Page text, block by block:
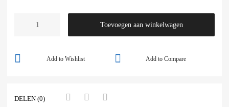
Toevoegen aan winkelwagen
Add to Compare
Add to Wishlist
DELEN (0)